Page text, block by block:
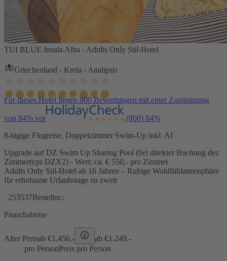
TUI BLUE Insula Alba - Adults Only Stil-Hotel
Griechenland - Kreta - Analipsis
Für dieses Hotel liegen 800 Bewertungen mit einer Zustimmung
von 84% vor (800) 84%
8-tägige Flugreise, Doppelzimmer Swim-Up inkl. AI
Upgrade auf DZ Swim Up Sharing Pool (bei direkter Buchung des
Zimmertyps DZX2) - Wert: ca. € 550,- pro Zimmer
Adults Only Stil-Hotel ab 16 Jahren – Ruhige Wohlfühlatmosphäre
für erholsame Urlaubstage zu zweit
253537Bestellnr.:
Pauschalreise
Alter Preisab €1.456,- ab €1.249,-
pro PersonPreis pro Person